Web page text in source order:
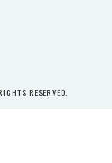
RESERVED.